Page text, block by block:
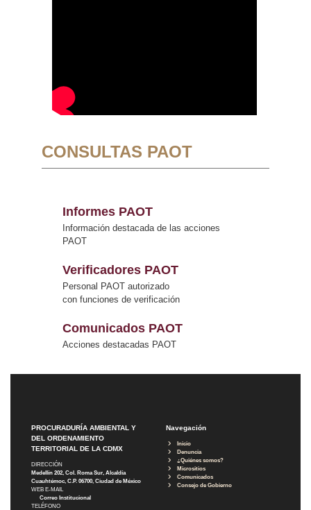
CONSULTAS PAOT
Informes PAOT
Información destacada de las acciones
PAOT
Verificadores PAOT
Personal PAOT autorizado
con funciones de verificación
Comunicados PAOT
Acciones destacadas PAOT
PROCURADURÍA AMBIENTAL Y
DEL ORDENAMIENTO
TERRITORIAL DE LA CDMX
DIRECCIÓN
Medellín 202, Col. Roma Sur, Alcaldía
Cuauhtémoc, C.P. 06700, Ciudad de México
WEB E-MAIL
Correo Institucional
TELÉFONO
Navegación
Inicio
Denuncia
¿Quiénes somos?
Micrositios
Comunicados
Consejo de Gobierno